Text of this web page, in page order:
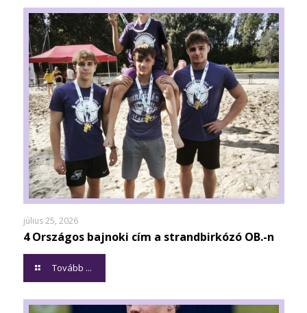
július 25, 2026
4 Országos bajnoki cím a strandbirkózó OB.-n
Tovább ...